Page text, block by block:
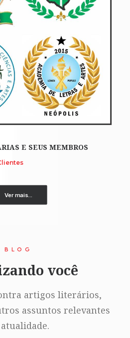
E SEUS MEMBROS
Ver mais...
BLOG
você
artigos literários,
assuntos relevantes